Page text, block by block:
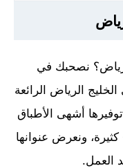
نصحبك في
حي الخليج الرياض الرائعة
أشهى الأطباق
ونعرض عنوانها
العمل.